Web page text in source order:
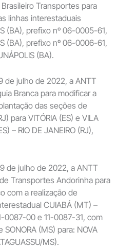
Transportes para
linhas interestaduais
(BA), prefixo nº 06-0005-61,
(BA), prefixo nº 06-0006-61,
(BA).
de julho de 2022, a ANTT
Branca para modificar a
das seções de
para VITÓRIA (ES) e VILA
– RIO DE JANEIRO (RJ),
de julho de 2022, a ANTT
Transportes Andorinha para
com a realização de
CUIABÁ (MT) –
0087-00 e 11-0087-31, com
(MS) para: NOVA
MS).